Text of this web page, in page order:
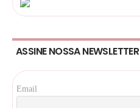
ASSINE NOSSA NEWSLETTER
Email